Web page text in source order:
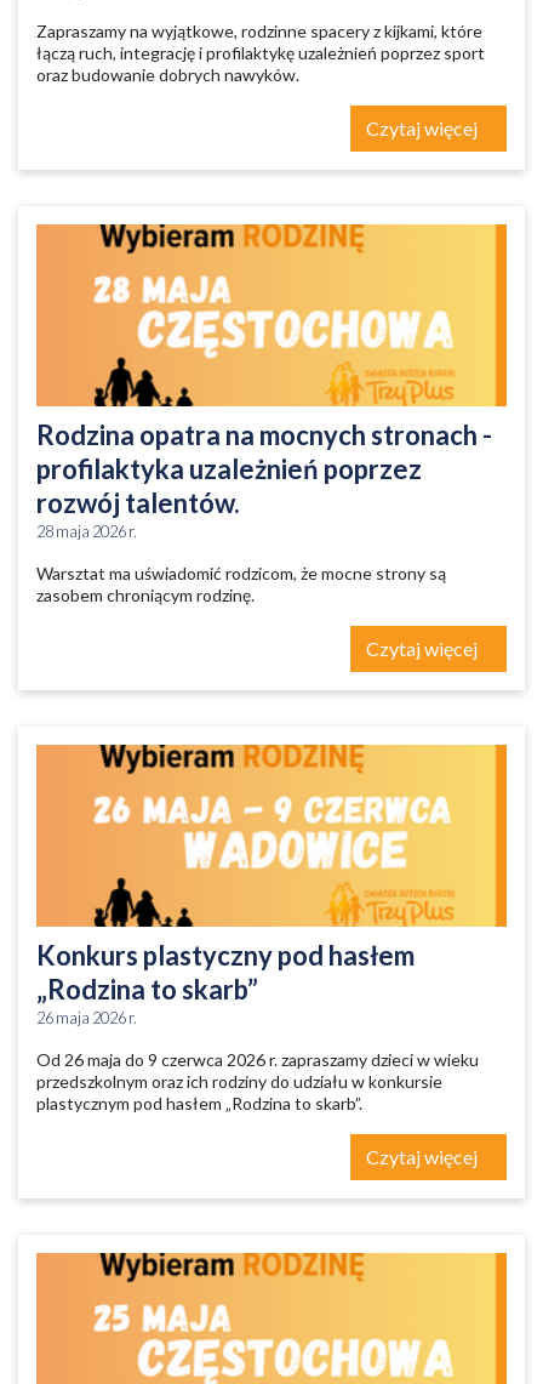
Zapraszamy na wyjątkowe, rodzinne spacery z kijkami, które
łączą ruch, integrację i profilaktykę uzależnień poprzez sport
oraz budowanie dobrych nawyków.
Czytaj więcej
Rodzina opatra na mocnych stronach -
profilaktyka uzależnień poprzez
rozwój talentów.
28 maja 2026 r.
Warsztat ma uświadomić rodzicom, że mocne strony są
zasobem chroniącym rodzinę.
Czytaj więcej
Konkurs plastyczny pod hasłem
„Rodzina to skarb”
26 maja 2026 r.
Od 26 maja do 9 czerwca 2026 r. zapraszamy dzieci w wieku
przedszkolnym oraz ich rodziny do udziału w konkursie
plastycznym pod hasłem „Rodzina to skarb”.
Czytaj więcej